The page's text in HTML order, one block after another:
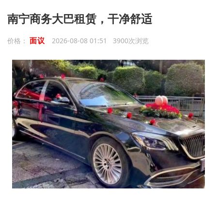
南宁商务大巴租赁，干净舒适
价格： 面议 2026-08-08 01:51 3900次浏览